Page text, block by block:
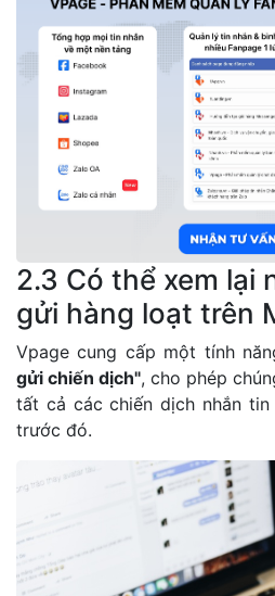
2.3 Có thể xem lại
gửi hàng loạt trên
Vpage cung cấp một tính
gửi chiến dịch", cho phép
tất cả các chiến dịch nhắn
trước đó.